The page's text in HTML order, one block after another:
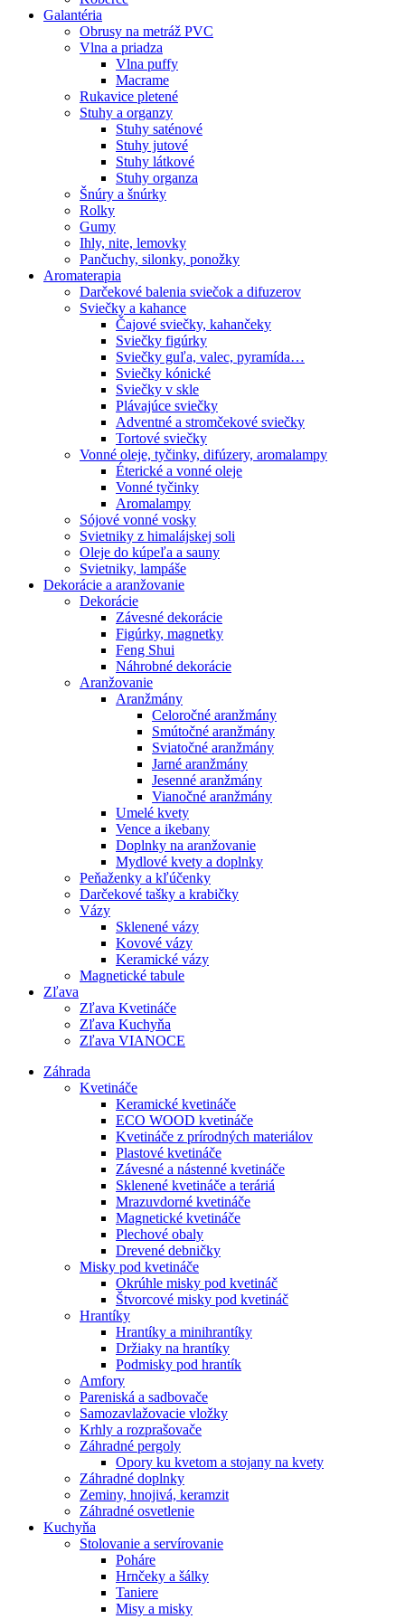
Galantéria
Obrusy na metráž PVC
Vlna a priadza
Vlna puffy
Macrame
Rukavice pletené
Stuhy a organzy
Stuhy saténové
Stuhy jutové
Stuhy látkové
Stuhy organza
Šnúry a šnúrky
Rolky
Gumy
Ihly, nite, lemovky
Pančuchy, silonky, ponožky
Aromaterapia
Darčekové balenia sviečok a difuzerov
Sviečky a kahance
Čajové sviečky, kahančeky
Sviečky figúrky
Sviečky guľa, valec, pyramída…
Sviečky kónické
Sviečky v skle
Plávajúce sviečky
Adventné a stromčekové sviečky
Tortové sviečky
Vonné oleje, tyčinky, difúzery, aromalampy
Éterické a vonné oleje
Vonné tyčinky
Aromalampy
Sójové vonné vosky
Svietniky z himalájskej soli
Oleje do kúpeľa a sauny
Svietniky, lampáše
Dekorácie a aranžovanie
Dekorácie
Závesné dekorácie
Figúrky, magnetky
Feng Shui
Náhrobné dekorácie
Aranžovanie
Aranžmány
Celoročné aranžmány
Smútočné aranžmány
Sviatočné aranžmány
Jarné aranžmány
Jesenné aranžmány
Vianočné aranžmány
Umelé kvety
Vence a ikebany
Doplnky na aranžovanie
Mydlové kvety a doplnky
Peňaženky a kľúčenky
Darčekové tašky a krabičky
Vázy
Sklenené vázy
Kovové vázy
Keramické vázy
Magnetické tabule
Zľava
Zľava Kvetináče
Zľava Kuchyňa
Zľava VIANOCE
Záhrada
Kvetináče
Keramické kvetináče
ECO WOOD kvetináče
Kvetináče z prírodných materiálov
Plastové kvetináče
Závesné a nástenné kvetináče
Sklenené kvetináče a teráriá
Mrazuvdorné kvetináče
Magnetické kvetináče
Plechové obaly
Drevené debničky
Misky pod kvetináče
Okrúhle misky pod kvetináč
Štvorcové misky pod kvetináč
Hrantíky
Hrantíky a minihrantíky
Držiaky na hrantíky
Podmisky pod hrantík
Amfory
Pareniská a sadbovače
Samozavlažovacie vložky
Krhly a rozprašovače
Záhradné pergoly
Opory ku kvetom a stojany na kvety
Záhradné doplnky
Zeminy, hnojivá, keramzit
Záhradné osvetlenie
Kuchyňa
Stolovanie a servírovanie
Poháre
Hrnčeky a šálky
Taniere
Misy a misky